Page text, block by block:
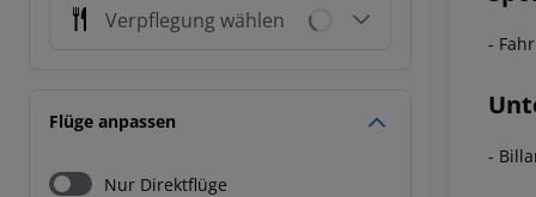
Verpflegung wählen
Flüge anpassen
Nur Direktflüge
-
-